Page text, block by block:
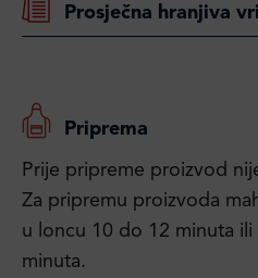
Prosječna hranjiva
Priprema
Prije pripreme proizvod
Za pripremu proizvoda
u loncu 10 do 12 minuta
minuta.